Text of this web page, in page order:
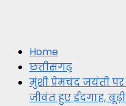
Home
छत्तीसगढ़
मुंशी प्रेमचंद जयंती पर
जीवंत हुए ईदगाह,